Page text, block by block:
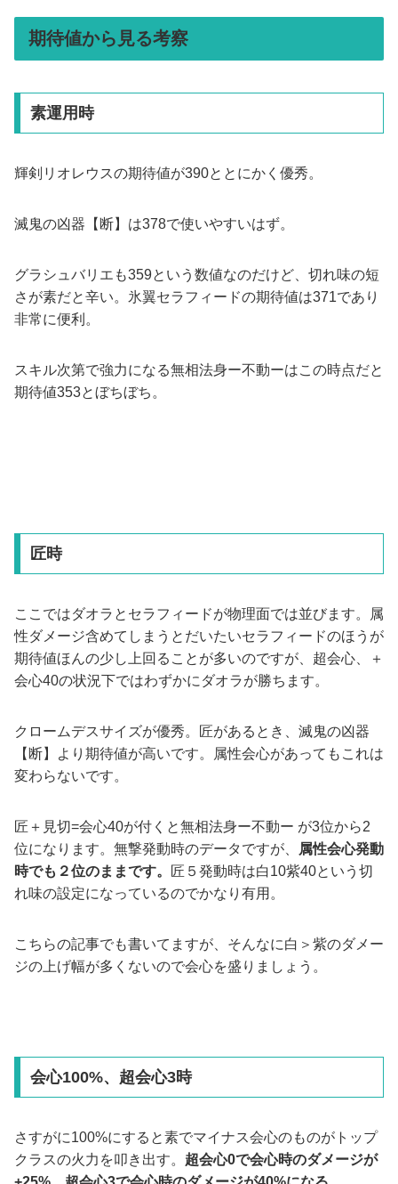
期待値から見る考察
素運用時
輝剣リオレウスの期待値が390ととにかく優秀。
滅鬼の凶器【断】は378で使いやすいはず。
グラシュバリエも359という数値なのだけど、切れ味の短
さが素だと辛い。氷翼セラフィードの期待値は371であり
非常に便利。
スキル次第で強力になる無相法身ー不動ーはこの時点だと
期待値353とぼちぼち。
匠時
ここではダオラとセラフィードが物理面では並びます。属
性ダメージ含めてしまうとだいたいセラフィードのほうが
期待値ほんの少し上回ることが多いのですが、超会心、＋
会心40の状況下ではわずかにダオラが勝ちます。
クロームデスサイズが優秀。匠があるとき、滅鬼の凶器
【断】より期待値が高いです。属性会心があってもこれは
変わらないです。
匠＋見切=会心40が付くと無相法身ー不動ー が3位から2
位になります。無撃発動時のデータですが、
属性会心発動
時でも２位のままです。
匠５発動時は白10紫40という切
れ味の設定になっているのでかなり有用。
こちらの記事でも書いてますが、そんなに白＞紫のダメー
ジの上げ幅が多くないので会心を盛りましょう。
会心100%、超会心3時
さすがに100%にすると素でマイナス会心のものがトップ
クラスの火力を叩き出す。 超会心0で会心時のダメージが